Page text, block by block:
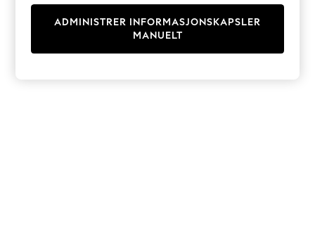
T-Shirts
ADMINISTRER INFORMASJONSKAPSLER
MANUELT